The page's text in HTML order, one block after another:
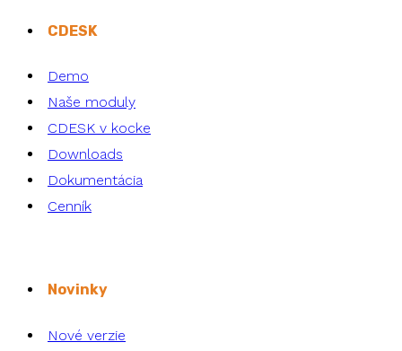
CDESK
Demo
Naše moduly
CDESK v kocke
Downloads
Dokumentácia
Cenník
Novinky
Nové verzie